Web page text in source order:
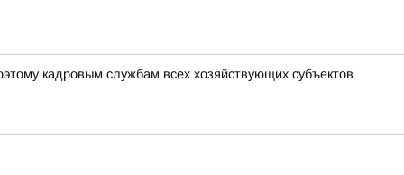
кадровым службам всех хозяйствующих субъектов